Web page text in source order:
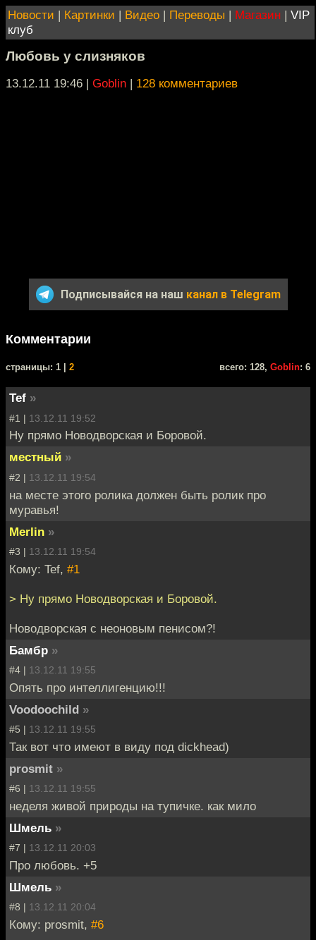
Новости | Картинки | Видео | Переводы | Магазин | VIP
клуб
Любовь у слизняков
13.12.11 19:46 | Goblin | 128 комментариев
Подписывайся на наш канал в Telegram
Комментарии
cтраницы: 1 | 2 всего: 128, Goblin: 6
Tef »
#1 | 13.12.11 19:52
Ну прямо Новодворская и Боровой.
местный »
#2 | 13.12.11 19:54
на месте этого ролика должен быть ролик про
муравья!
Merlin »
#3 | 13.12.11 19:54
Кому: Tef, #1
> Ну прямо Новодворская и Боровой.
Новодворская с неоновым пенисом?!
Бамбр »
#4 | 13.12.11 19:55
Опять про интеллигенцию!!!
Voodoochild »
#5 | 13.12.11 19:55
Так вот что имеют в виду под dickhead)
prosmit »
#6 | 13.12.11 19:55
неделя живой природы на тупичке. как мило
Шмель »
#7 | 13.12.11 20:03
Про любовь. +5
Шмель »
#8 | 13.12.11 20:04
Кому: prosmit, #6